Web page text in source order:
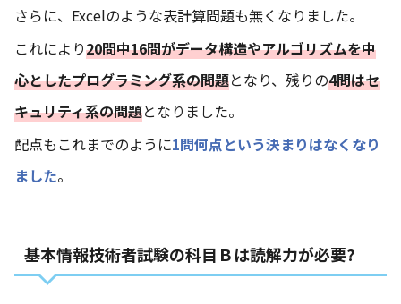
さらに、Excelのような表計算問題も無くなりました。
これにより20問中16問がデータ構造やアルゴリズムを中
心としたプログラミング系の問題となり、残りの4問はセ
キュリティ系の問題となりました。
配点もこれまでのように1問何点という決まりはなくなり
ました。
基本情報技術者試験の科目Ｂは読解力が必要?